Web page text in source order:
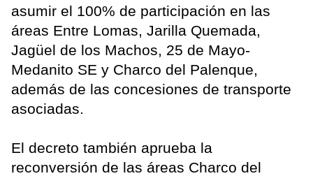
asumir el 100% de participación en las
áreas Entre Lomas, Jarilla Quemada,
Jagüel de los Machos, 25 de Mayo-
Medanito SE y Charco del Palenque,
además de las concesiones de transporte
asociadas.
El decreto también aprueba la
reconversión de las áreas Charco del